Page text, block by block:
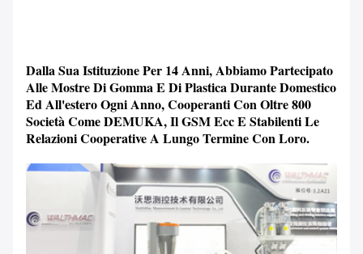
Dalla Sua Istituzione Per 14 Anni, Abbiamo Partecipato
Alle Mostre Di Gomma E Di Plastica Durante Domestico
Ed All'estero Ogni Anno, Cooperanti Con Oltre 800
Società Come DEMUKA, Il GSM Ecc E Stabilenti Le
Relazioni Cooperative A Lungo Termine Con Loro.